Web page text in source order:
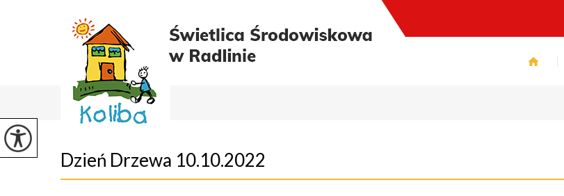
Dzień Drzewa 10.10.2022